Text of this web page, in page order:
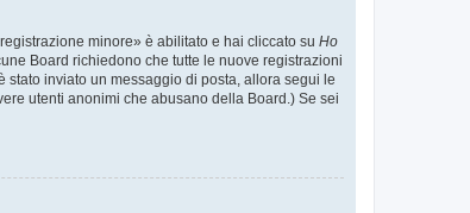
minore» è abilitato e hai cliccato su Ho
Board richiedono che tutte le nuove registrazioni
stato inviato un messaggio di posta, allora segui le
utenti anonimi che abusano della Board.) Se sei